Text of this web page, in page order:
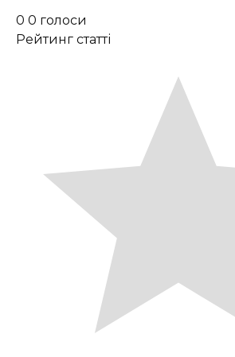
0 0 голоси
Рейтинг статті